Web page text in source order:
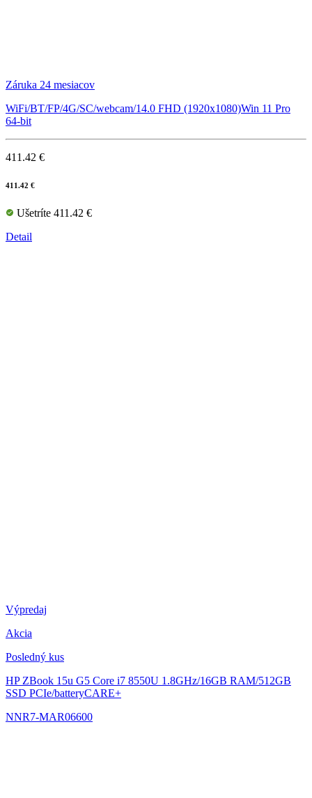
Záruka 24 mesiacov
WiFi/BT/FP/4G/SC/webcam/14.0 FHD (1920x1080)Win 11 Pro
64-bit
411.42 €
411.42 €
Ušetríte 411.42 €
Detail
Výpredaj
Akcia
Posledný kus
HP ZBook 15u G5 Core i7 8550U 1.8GHz/16GB RAM/512GB
SSD PCIe/batteryCARE+
NNR7-MAR06600